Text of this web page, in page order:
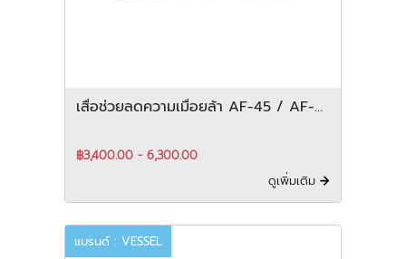
เสื่อช่วยลดความเมื่อยล้า AF-45 / AF-
฿3,400.00 - 6,300.00
ดูเพิ่มเติม
แบรนด์ : VESSEL